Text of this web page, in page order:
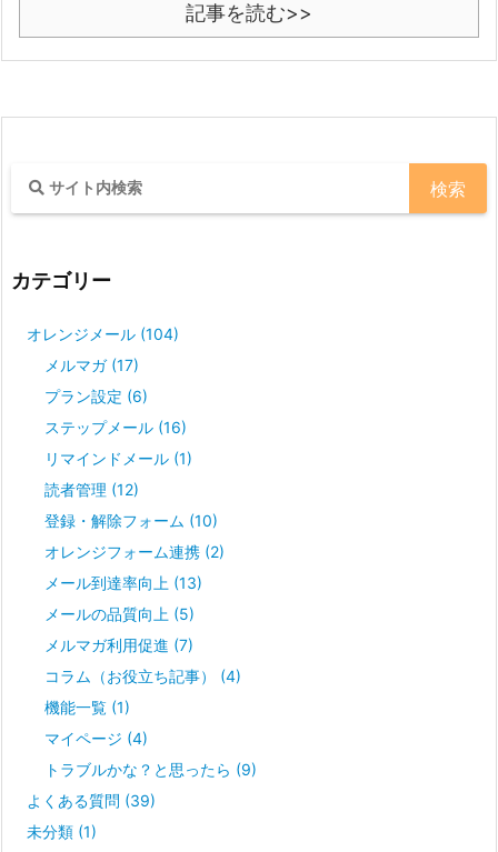
記事を読む>>
カテゴリー
オレンジメール (104)
メルマガ (17)
プラン設定 (6)
ステップメール (16)
リマインドメール (1)
読者管理 (12)
登録・解除フォーム (10)
オレンジフォーム連携 (2)
メール到達率向上 (13)
メールの品質向上 (5)
メルマガ利用促進 (7)
コラム（お役立ち記事） (4)
機能一覧 (1)
マイページ (4)
トラブルかな？と思ったら (9)
よくある質問 (39)
未分類 (1)